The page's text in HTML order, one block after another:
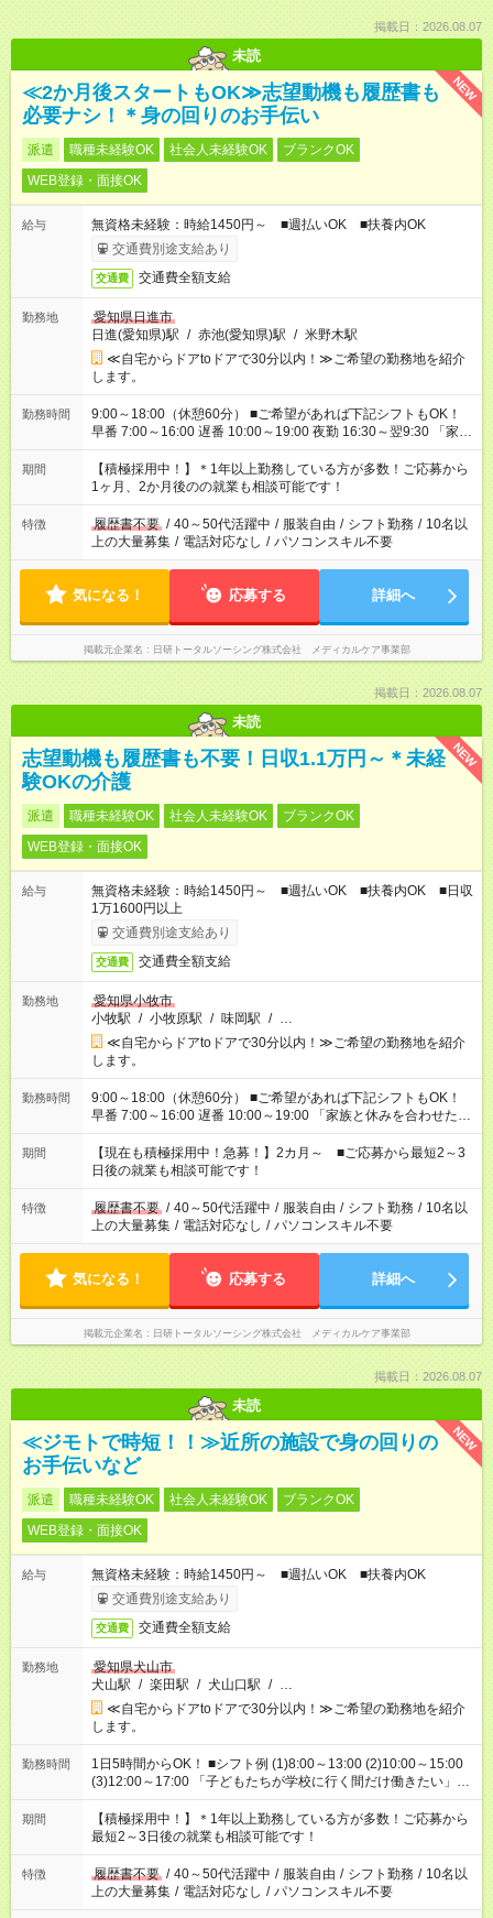
掲載日：2026.08.07
未読
NEW
≪2か月後スタートもOK≫志望動機も履歴書も
必要ナシ！＊身の回りのお手伝い
派遣 職種未経験OK 社会人未経験OK
ブランクOK
WEB登録・面接OK
給与
無資格未経験：時給1450円～ ■週払いOK ■扶養内OK
交通費別途支給あり
交通費 交通費全額支給
勤務地
愛知県日進市
日進(愛知県)駅 / 赤池(愛知県)駅 / 米野木駅
≪自宅からドアtoドアで30分以内！≫ご希望の勤務地を紹介
します。
勤務時間
9:00～18:00（休憩60分） ■ご希望があれば下記シフトもOK！
早番 7:00～16:00 遅番 10:00～19:00 夜勤 16:30～翌9:30 「家族
と休みを合わせたい」 「余裕を持って夕飯の準備がしたい」
「できれば残業はしたくない」 など、ご希望を教えてください
ね。 ※Wワーク希望の方へ 今ご覧のお仕事で希望する勤務時間
と、もう1つのお仕事の勤務時間が 合計で週40時間を超える場
合は応募できません。
期間
【積極採用中！】＊1年以上勤務している方が多数！ご応募から
1ヶ月、2か月後のの就業も相談可能です！
特徴 履歴書不要 / 40～50代活躍中 / 服装自由 / シフト勤務 / 10名以
上の大量募集 / 電話対応なし / パソコンスキル不要
気になる！ 応募する 詳細へ
掲載元企業名 日研トータルソーシング株式会社 メディカルケア事業部
掲載日：2026.08.07
未読
NEW
志望動機も履歴書も不要！日収1.1万円～＊未経
験OKの介護
派遣 職種未経験OK 社会人未経験OK
ブランクOK
WEB登録・面接OK
給与
無資格未経験：時給1450円～ ■週払いOK ■扶養内OK ■日収
1万1600円以上
交通費別途支給あり
交通費 交通費全額支給
勤務地
愛知県小牧市
小牧駅 / 小牧原駅 / 味岡駅 / …
≪自宅からドアtoドアで30分以内！≫ご希望の勤務地を紹介
します。
勤務時間
9:00～18:00（休憩60分） ■ご希望があれば下記シフトもOK！
早番 7:00～16:00 遅番 10:00～19:00 「家族と休みを合わせた
い」 「余裕を持って夕飯の準備がしたい」 「できれば残業はし
たくない」 など、ご希望を教えてくださいね。 ※Wワーク希望
の方へ 今ご覧のお仕事で希望する勤務時間と、もう1つのお仕事
の勤務時間。 合計で週40時間を超える場合は応募できません。
期間
【現在も積極採用中！急募！】2カ月～ ■ご応募から最短2～3
日後の就業も相談可能です！
特徴 履歴書不要 / 40～50代活躍中 / 服装自由 / シフト勤務 / 10名以
上の大量募集 / 電話対応なし / パソコンスキル不要
気になる！ 応募する 詳細へ
掲載元企業名 日研トータルソーシング株式会社 メディカルケア事業部
掲載日：2026.08.07
未読
NEW
≪ジモトで時短！！≫近所の施設で身の回りの
お手伝いなど
派遣 職種未経験OK 社会人未経験OK
ブランクOK
WEB登録・面接OK
給与
無資格未経験：時給1450円～ ■週払いOK ■扶養内OK
交通費別途支給あり
交通費 交通費全額支給
勤務地
愛知県犬山市
犬山駅 / 楽田駅 / 犬山口駅 / …
≪自宅からドアtoドアで30分以内！≫ご希望の勤務地を紹介
します。
勤務時間
1日5時間からOK！ ■シフト例 (1)8:00～13:00 (2)10:00～15:00
(3)12:00～17:00 「子どもたちが学校に行く間だけ働きたい」
「余裕を持って夕飯の準備がしたい」 「午前中は働いて、午後
はプライベートの時間にしたい」 など、ご希望を教えてくださ
いね。 ※Wワーク希望の方へ 今ご覧のお仕事で希望する勤務時
間と、もう1つのお仕事の勤務時間。 合計で週40時間を超える
場合は応募できません。
期間
【積極採用中！】＊1年以上勤務している方が多数！ご応募から
最短2～3日後の就業も相談可能です！
特徴 履歴書不要 / 40～50代活躍中 / 服装自由 / シフト勤務 / 10名以
上の大量募集 / 電話対応なし / パソコンスキル不要